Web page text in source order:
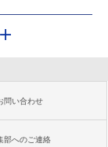
問い合わせ
部へのご連絡